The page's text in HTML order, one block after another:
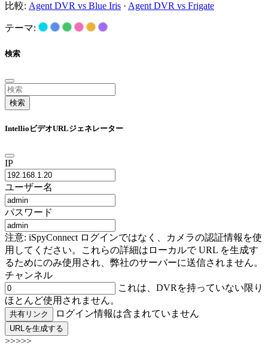
比較: Agent DVR vs Blue Iris · Agent DVR vs Frigate
テーマ:
検索
検索
IntellioビデオURLジェネレーター
IP
ユーザー名
パスワード
注意: iSpyConnect ログインではなく、カメラの認証情報を使
用してください。これらの詳細はローカルで URL を生成す
るためにのみ使用され、弊社のサーバーに送信されません。
チャンネル
これは、DVRを持っていない限り
ほとんど使用されません。
共有リンク ログイン情報は含まれていません
URLを生成する
>>>>>